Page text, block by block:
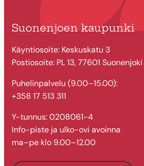
Suonenjoen kaupunki
Käyntiosoite: Keskuskatu 3
Postiosoite: PL 13, 77601 Suonenjoki
Puhelinpalvelu (9.00–15.00):
+358 17 513 311
Y-tunnus: 0208061-4
Info-piste ja ulko-ovi avoinna
ma–pe klo 9.00–12.00